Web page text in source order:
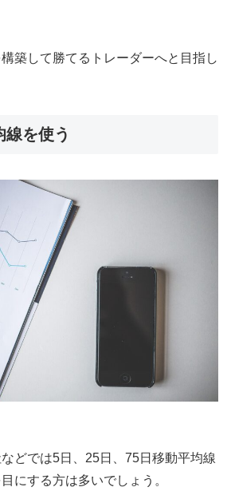
築して勝てるトレーダーへと目指し
線を使う
どでは5日、25日、75日移動平均線
にする方は多いでしょう。